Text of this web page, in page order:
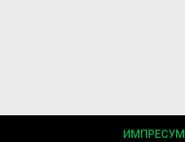
ИМПРЕСУМ